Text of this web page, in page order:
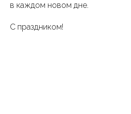
в каждом новом дне.
С праздником!